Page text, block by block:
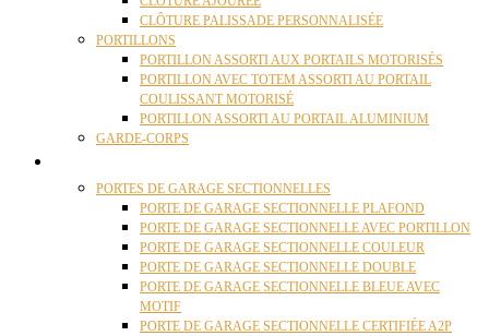
CLÔTURE PALISSADE PERSONNALISÉE
PORTILLONS
PORTILLON ASSORTI AUX PORTAILS MOTORISÉS
PORTILLON AVEC TOTEM ASSORTI AU PORTAIL
COULISSANT MOTORISÉ
PORTILLON ASSORTI AU PORTAIL ALUMINIUM
GARDE-CORPS
PORTES DE GARAGE SECTIONNELLES
PORTE DE GARAGE SECTIONNELLE PLAFOND
PORTE DE GARAGE SECTIONNELLE AVEC PORTILLON
PORTE DE GARAGE SECTIONNELLE COULEUR
PORTE DE GARAGE SECTIONNELLE DOUBLE
PORTE DE GARAGE SECTIONNELLE BLEUE AVEC
MOTIF
PORTE DE GARAGE SECTIONNELLE CERTIFIÉE A2P